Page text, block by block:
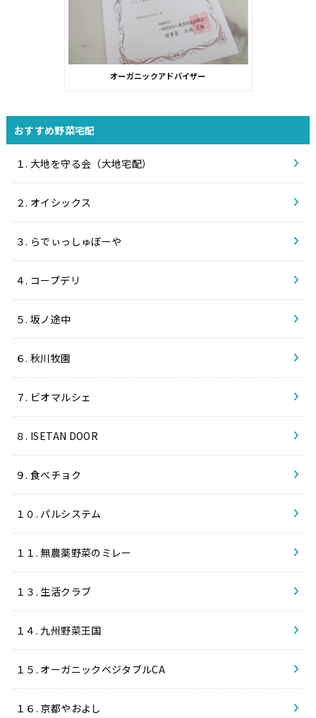
オーガニックアドバイザー
おすすめ野菜宅配
１. 大地を守る会（大地宅配）
２. オイシックス
３. らでぃっしゅぼーや
４. コープデリ
５. 坂ノ途中
６. 秋川牧園
７. ビオマルシェ
８. ISETAN DOOR
９. 食べチョク
１０. パルシステム
１１. 無農薬野菜のミレー
１３. 生活クラブ
１４. 九州野菜王国
１５. オーガニックベジタブルCA
１６. 京都やおよし